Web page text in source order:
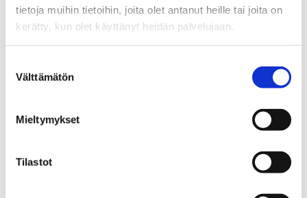
tietoja muihin tietoihin, joita olet antanut heille tai joita on
kerätty, kun olet käyttänyt heidän palvelujaan.
valinta
Välttämätön
Mieltymykset
Tilastot
Ecosystem Members
Success Stories
From launch to 50+ researcher team:
Tampere AI Research translated to Business